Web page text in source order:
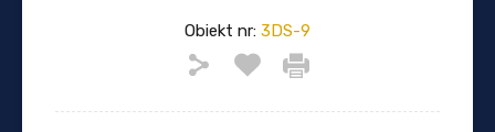
Obiekt nr: 3DS-9